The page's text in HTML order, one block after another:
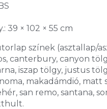
39 × 102 × 55 cm
színek (asztallap/
canterbury, canyon
iszap tölgy, justus
makadámdió,
san remo, santana,